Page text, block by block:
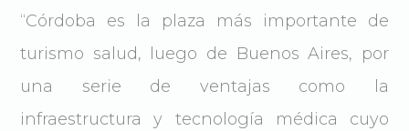
“Córdoba es la plaza más importante de
turismo salud, luego de Buenos Aires, por
una serie de ventajas como la
infraestructura y tecnología médica cuyo